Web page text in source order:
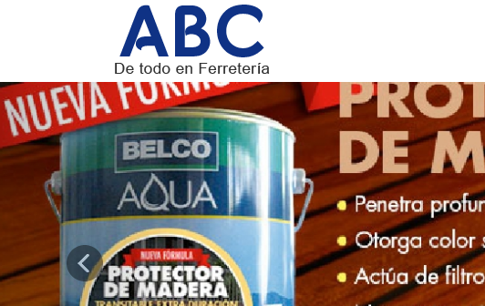
Previous